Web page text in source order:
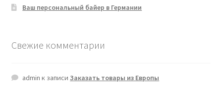
Ваш персональный байер в Германии
Свежие комментарии
admin к записиЗаказать товары из Европы